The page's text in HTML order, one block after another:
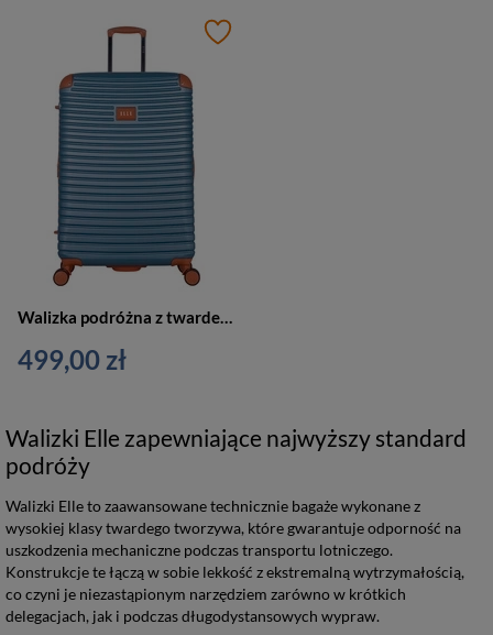
499,00 zł
Walizki Elle zapewniające najwyższy standard
podróży
Walizki Elle to zaawansowane technicznie bagaże wykonane z
wysokiej klasy twardego tworzywa, które gwarantuje odporność na
uszkodzenia mechaniczne podczas transportu lotniczego.
Konstrukcje te łączą w sobie lekkość z ekstremalną wytrzymałością,
co czyni je niezastąpionym narzędziem zarówno w krótkich
delegacjach, jak i podczas długodystansowych wypraw.